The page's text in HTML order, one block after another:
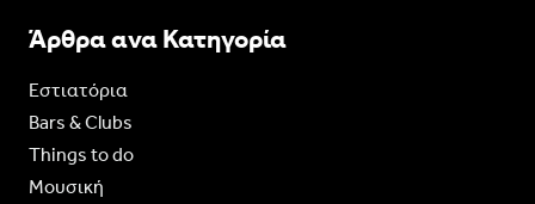
Άρθρα ανα Κατηγορία
Εστιατόρια
Bars & Clubs
Things to do
Moυσική